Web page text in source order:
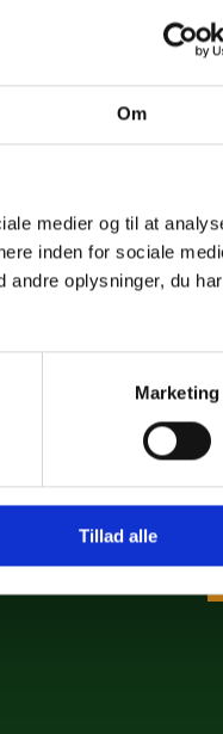
Om
medier og til at
inden for sociale
andre oplysninger, du
Marketing
Tillad alle